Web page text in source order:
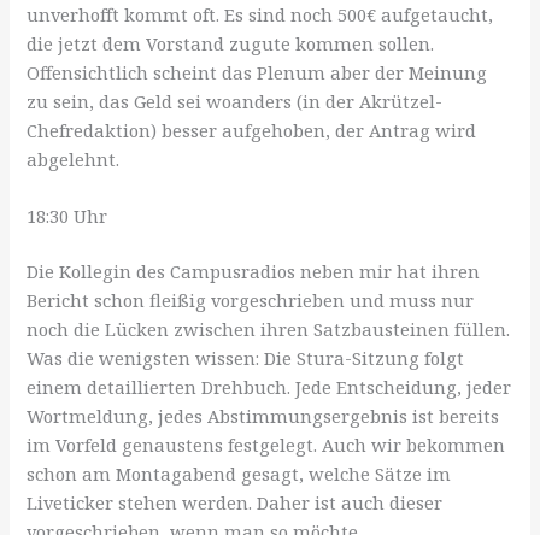
unverhofft kommt oft. Es sind noch 500€ aufgetaucht,
die jetzt dem Vorstand zugute kommen sollen.
Offensichtlich scheint das Plenum aber der Meinung
zu sein, das Geld sei woanders (in der Akrützel-
Chefredaktion) besser aufgehoben, der Antrag wird
abgelehnt.
18:30 Uhr
Die Kollegin des Campusradios neben mir hat ihren
Bericht schon fleißig vorgeschrieben und muss nur
noch die Lücken zwischen ihren Satzbausteinen füllen.
Was die wenigsten wissen: Die Stura-Sitzung folgt
einem detaillierten Drehbuch. Jede Entscheidung, jeder
Wortmeldung, jedes Abstimmungsergebnis ist bereits
im Vorfeld genaustens festgelegt. Auch wir bekommen
schon am Montagabend gesagt, welche Sätze im
Liveticker stehen werden. Daher ist auch dieser